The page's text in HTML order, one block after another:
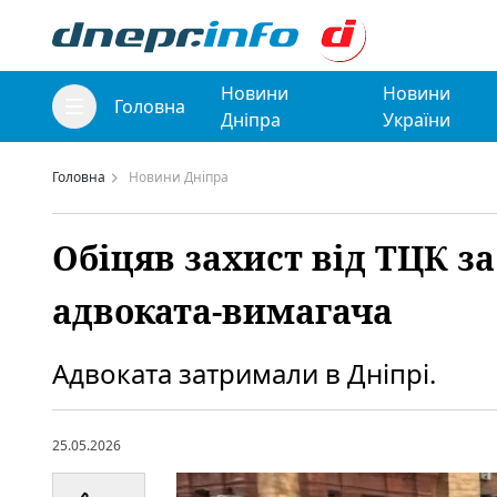
Головна
Новини
Дніпра
Новини
України
Головна Новини Дніпра
Обіцяв захист від ТЦК
адвоката-вимагача
Адвоката затримали в Дніпрі.
25.05.2026